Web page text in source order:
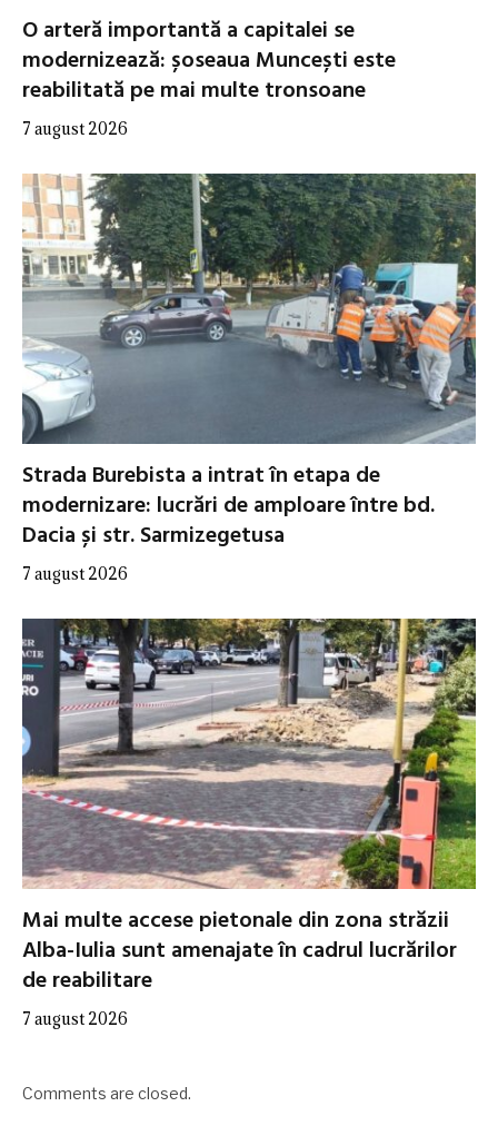
O arteră importantă a capitalei se
modernizează: șoseaua Muncești este
reabilitată pe mai multe tronsoane
7 august 2026
Strada Burebista a intrat în etapa de
modernizare: lucrări de amploare între bd.
Dacia și str. Sarmizegetusa
7 august 2026
Mai multe accese pietonale din zona străzii
Alba-Iulia sunt amenajate în cadrul lucrărilor
de reabilitare
7 august 2026
Comments are closed.